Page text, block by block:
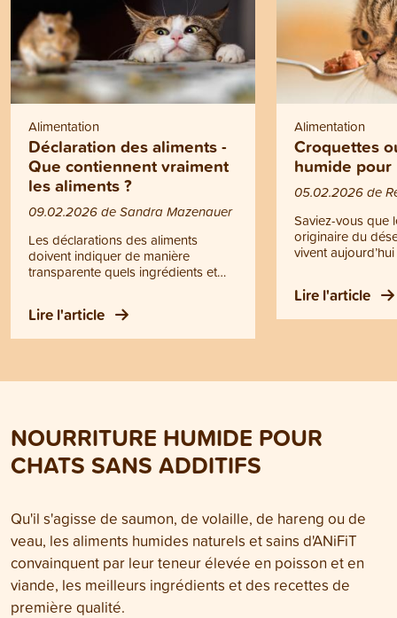
Alimentation
Déclaration des aliments -
Que contiennent vraiment
les aliments ?
09.02.2026 de Sandra Mazenauer
Les déclarations des aliments
doivent indiquer de manière
transparente quels ingrédients et
Dans la pratique, cependant, cela
reste souvent peu clair et de
attention. Nous vous expliquons
montrons les différences entre notre
déclaration et celle de nombreux
produits concurrents.
Lire l'article
Alimentation
Croquettes
humide pour
05.02.2026 de
Saviez-vous que
originaire du
vivent
africain (Felis
information est
nourriture
d’une
nature du chat et
Lire l'article
NOURRITURE HUMIDE POUR
CHATS SANS ADDITIFS
Qu'il s'agisse de saumon, de volaille, de hareng ou de
veau, les aliments humides naturels et sains d'ANiFiT
convainquent par leur teneur élevée en poisson et en
viande, les meilleurs ingrédients et des recettes de
première qualité.